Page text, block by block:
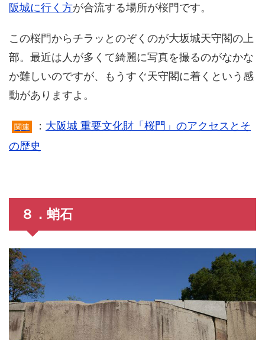
阪城に行く方が合流する場所が桜門です。
この桜門からチラッとのぞくのが大坂城天守閣の上
部。最近は人が多くて綺麗に写真を撮るのがなかな
か難しいのですが、もうすぐ天守閣に着くという感
動がありますよ。
関連 ： 大阪城 重要文化財「桜門」のアクセスとそ
の歴史
８．蛸石